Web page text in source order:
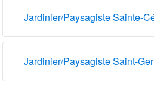
Jardinier/Paysagiste Sainte-
Jardinier/Paysagiste Saint-